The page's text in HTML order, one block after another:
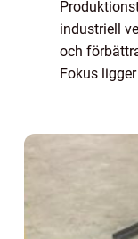
industriell
och
Fokus